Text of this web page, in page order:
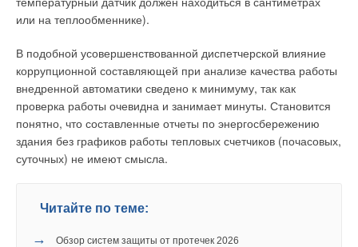
или на теплообменнике).
В подобной усовершенствованной диспетчерской влияние
коррупционной составляющей при анализе качества работы
внедренной автоматики сведено к минимуму, так как
проверка работы очевидна и занимает минуты. Становится
понятно, что составленные отчеты по энергосбережению
здания без графиков работы тепловых счетчиков (почасовых,
суточных) не имеют смысла.
Читайте по теме:
→ Обзор систем защиты от протечек 2026
Представляется наиболее универсальным требованием
обеспечить не менее чем двукратную циркуляцию в час
всего объема воздуха обслуживаемого помещения через
потолочные вентиляторы и воздухонагреватели. Для
большего эффекта производители потолочных вентиляторов
Кроме этого, ни одному электрическому прибору режим
частых выключений и включений не увеличивает срок
службы.
необходимости вливания нового капитала. Для этого
руководство компании BrightSource изыскало
инвестиционные средства в размере более $ 100 млн от
таких именитых инвесторов как DBL, Morgan Stanley, Draper
Fisher Jurvetson, BP, Chevron, Alstom и Statoil HydroVentures.
Кроме того, в 2011 году в проект «впряглась» компания
Google, проинвестировав $ 168 млн. Интернет-гигант был
создании источника «чистой» энергии для своих центров